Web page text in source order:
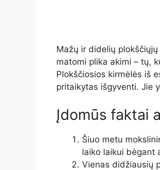
Mažų ir didelių
matomi plika akimi – tų,
Plokščiosios kirmėlės iš
pritaikytas išgyventi. Jie
Įdomūs faktai
Šiuo metu
laiko laikui bėgant
Vienas didžiausių